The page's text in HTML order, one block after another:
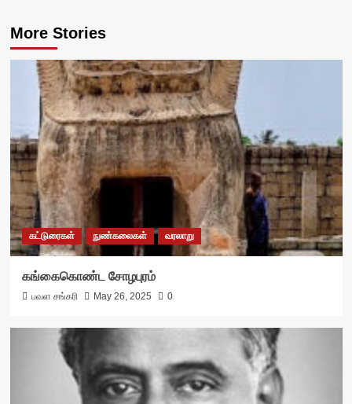
More Stories
கட்டுரைகள் நுண்கலைகள் வரலாறு
கங்கைகொண்ட சோழபுரம்
பவள சங்கரி May 26, 2025 0